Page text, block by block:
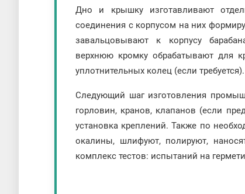
Дно и крышку изготавливают
соединения с корпусом на них
завальцовывают к корпусу
верхнюю кромку обрабатывают для
уплотнительных колец (если требуется).
Следующий шаг изготовления
горловин, кранов, клапанов (если
установка креплений. Также по
окалины, шлифуют, полируют,
комплекс тестов: испытаний на